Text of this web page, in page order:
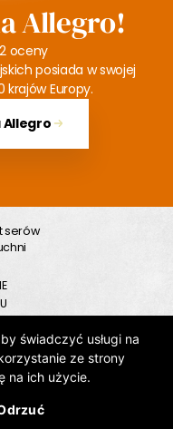
Allegro!
oceny
posiada w swojej
Europy.
Allegro
serów
świadczyć usługi na
ze strony
na ich użycie.